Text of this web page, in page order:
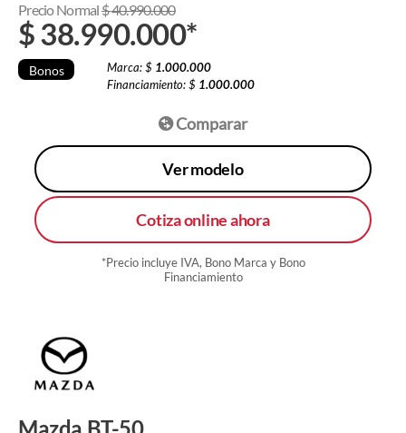
Precio Normal$40.990.000
$38.990.000*
Bonos Marca: $ 1.000.000
Financiamiento: $ 1.000.000
Comparar
Ver modelo
Cotiza online ahora
*Precio incluye IVA, Bono Marca y Bono
Financiamiento